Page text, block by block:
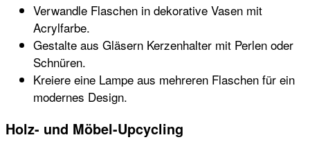
Verwandle Flaschen in dekorative Vasen mit
Acrylfarbe.
Gestalte aus Gläsern Kerzenhalter mit Perlen oder
Schnüren.
Kreiere eine Lampe aus mehreren Flaschen für ein
modernes Design.
Holz- und Möbel-Upcycling